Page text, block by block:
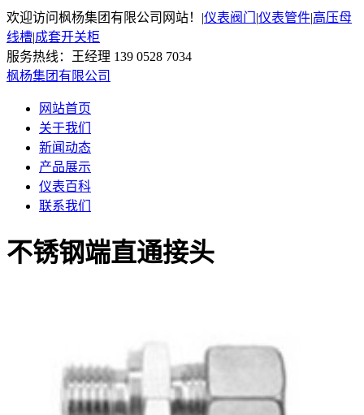
欢迎访问枫杨集团有限公司网站！ |仪表阀门 |仪表管件|高压母
线槽|成套开关柜
服务热线：王经理 139 0528 7034
枫杨集团有限公司
网站首页
关于我们
新闻动态
产品展示
仪表百科
联系我们
不锈钢端直通接头